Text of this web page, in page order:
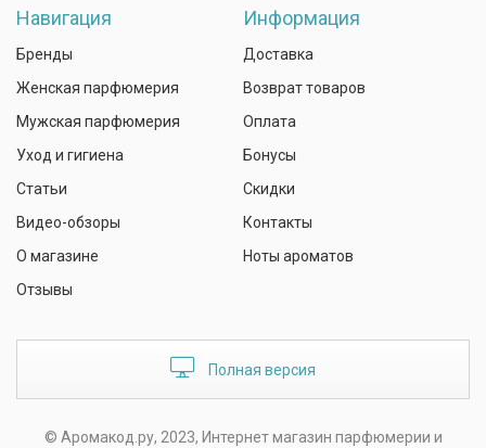
Навигация
Бренды
Женская парфюмерия
Мужская парфюмерия
Уход и гигиена
Статьи
Видео-обзоры
О магазине
Отзывы
Информация
Доставка
Возврат товаров
Оплата
Бонусы
Скидки
Контакты
Ноты ароматов
Полная версия
© Аромакод.ру, 2023, Интернет магазин парфюмерии и